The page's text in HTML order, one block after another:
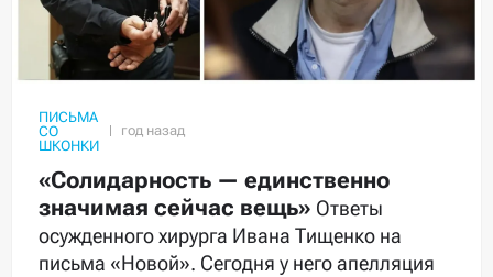
ПИСЬМА
СО
ШКОНКИ
«Солидарность — единственно
значимая сейчас вещь» Ответы
осужденного хирурга Ивана Тищенко на
письма «Новой». Сегодня у него апелляция